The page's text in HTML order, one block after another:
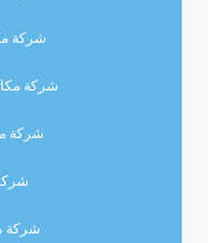
شركة
شركة
شركة
شركة